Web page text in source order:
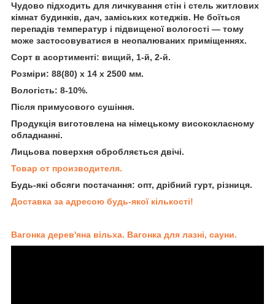
Чудово підходить для личкування стін і стель житлових
кімнат будинків, дач, заміських котеджів. Не боїться
перепадів температур і підвищеної вологості — тому
може застосовуватися в неопалюваних приміщеннях.
Сорт в асортименті: вищий, 1-й, 2-й.
Розміри: 88(80) х 14 х 2500 мм.
Вологість: 8-10%.
Після примусового сушіння.
Продукція виготовлена на німецькому висококласному
обладнанні.
Лицьова поверхня обробляється двічі.
Товар от производителя.
Будь-які обсяги постачання: опт, дрібний гурт, різниця.
Доставка за адресою будь-якої кількості!
Вагонка дерев'яна вільха. Вагонка для лазні, сауни.